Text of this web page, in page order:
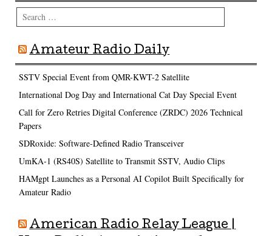
Search
Amateur Radio Daily
SSTV Special Event from QMR-KWT-2 Satellite
International Dog Day and International Cat Day Special Event
Call for Zero Retries Digital Conference (ZRDC) 2026 Technical
Papers
SDRoxide: Software-Defined Radio Transceiver
UmKA-1 (RS40S) Satellite to Transmit SSTV, Audio Clips
HAMgpt Launches as a Personal AI Copilot Built Specifically for
Amateur Radio
American Radio Relay League |